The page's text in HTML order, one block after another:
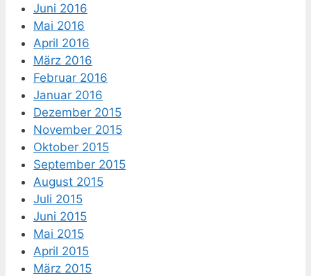
Juni 2016
Mai 2016
April 2016
März 2016
Februar 2016
Januar 2016
Dezember 2015
November 2015
Oktober 2015
September 2015
August 2015
Juli 2015
Juni 2015
Mai 2015
April 2015
März 2015